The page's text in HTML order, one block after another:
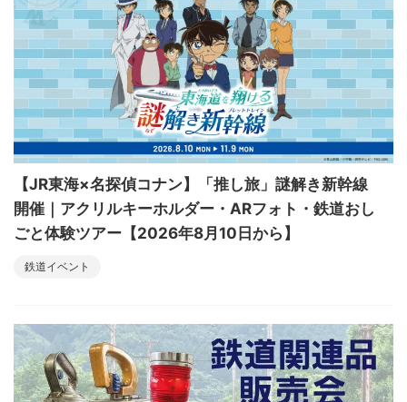
【JR東海×名探偵コナン】「推し旅」謎解き新幹線
開催｜アクリルキーホルダー・ARフォト・鉄道おし
ごと体験ツアー【2026年8月10日から】
鉄道イベント